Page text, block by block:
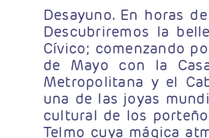
Desayuno. En horas
Descubriremos la
Cívico; comenzando
de Mayo con la
Metropolitana y el
una de las joyas
cultural de los
Telmo cuya mágica